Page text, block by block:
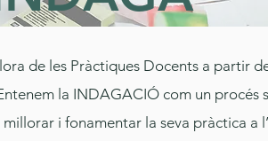
de les Pràctiques Docents a partir
la INDAGACIÓ com un procés
i fonamentar la seva pràctica a